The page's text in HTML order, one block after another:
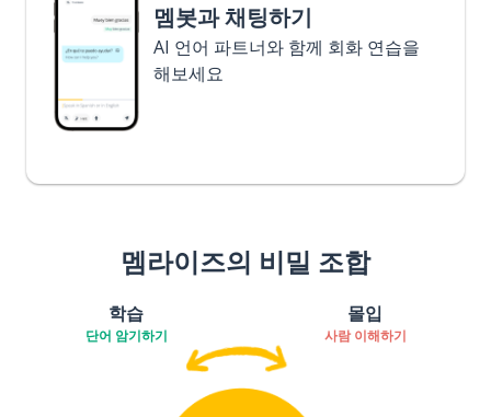
멤봇과 채팅하기
AI 언어 파트너와 함께 회화 연습을
해보세요
멤라이즈의 비밀 조합
학습
단어 암기하기
몰입
사람 이해하기